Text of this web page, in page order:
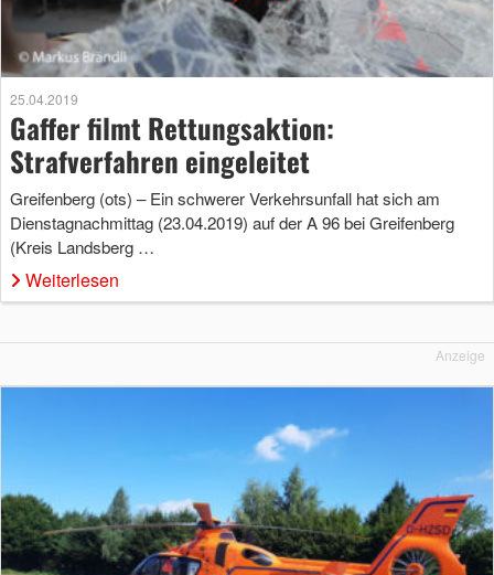
25.04.2019
Gaffer filmt Rettungsaktion:
Strafverfahren eingeleitet
Greifenberg (ots) – Ein schwerer Verkehrsunfall hat sich am
Dienstagnachmittag (23.04.2019) auf der A 96 bei Greifenberg
(Kreis Landsberg …
Weiterlesen
Anzeige